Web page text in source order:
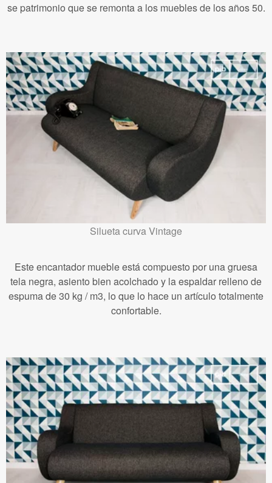
se patrimonio que se remonta a los muebles de los años 50.
Silueta curva Vintage
Este encantador mueble está compuesto por una gruesa
tela negra, asiento bien acolchado y la espaldar relleno de
espuma de 30 kg / m3, lo que lo hace un artículo totalmente
confortable.